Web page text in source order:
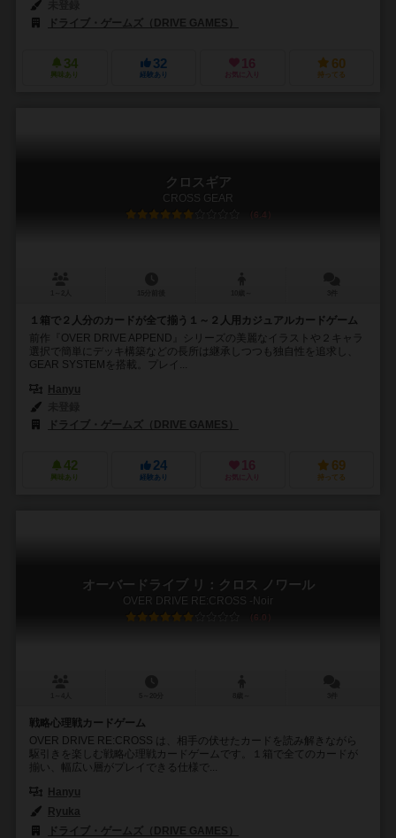
ドライブ・ゲームズ（DRIVE GAMES）
34
興味あり
32
経験あり
16
お気に入り
60
持ってる
クロスギア
CROSS GEAR
6.4
１箱で２人分のカードが全て揃う１～２人用カジュアルカードゲーム
前作『OVER DRIVE APPEND』シリーズの美麗なイラストや２キャラ
選択で簡単にデッキ構築などの長所は継承しつつも独自性を追求し、
GEAR SYSTEMを搭載。プレイ...
Hanyu
ドライブ・ゲームズ（DRIVE GAMES）
42
興味あり
24
経験あり
16
お気に入り
69
持ってる
オーバードライブ リ：クロス ノワール
OVER DRIVE RE:CROSS -Noir
6.0
戦略心理戦カードゲーム
OVER DRIVE RE:CROSS は、相手の伏せたカードを読み解きながら
駆引きを楽しむ戦略心理戦カードゲームです。１箱で全てのカードが
揃い、幅広い層がプレイできる仕様で...
Hanyu
Ryuka
ドライブ・ゲームズ（DRIVE GAMES）